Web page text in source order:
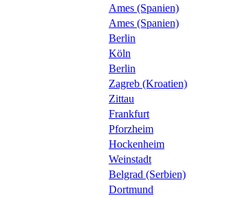
Ames (Spanien)
Ames (Spanien)
Berlin
Köln
Berlin
Zagreb (Kroatien)
Zittau
Frankfurt
Pforzheim
Hockenheim
Weinstadt
Belgrad (Serbien)
Dortmund